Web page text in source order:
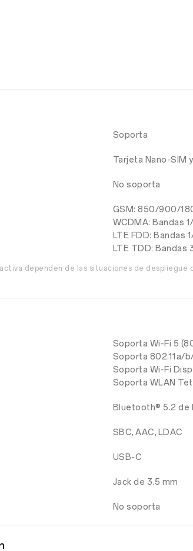
Soporta
Tarjeta Nano-SIM
No soporta
GSM: 850/900/
WCDMA: Bandas
LTE FDD:
LTE TDD: Bandas
dependen de las situaciones de despliegue
Soporta Wi-Fi 5
Soporta 802.11a/
Soporta Wi-Fi
Soporta WLAN
Bluetooth® 5.2 de
SBC, AAC, LDAC
USB-C
Jack de 3.5 mm
No soporta